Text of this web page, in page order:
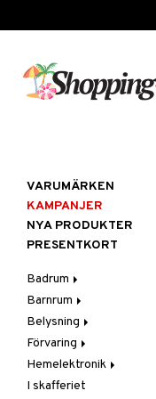
VARUMÄRKEN
KAMPANJER
NYA PRODUKTER
PRESENTKORT
Badrum
Badrumsinredning
Badrumstextilier
Badrumstillbehör
Barnrum
Barnlampor
Barnmöbler
Barnrumsdekoration
Barnrumsförvaring
Belysning
Belysningstillbehör
Lampor
Bordslampor
LED-ljus
Förvaring
Hängare & krokar
Hyllor
Hemelektronik
Ljud
I skafferiet